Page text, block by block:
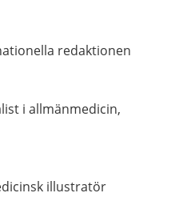
redaktionen
i allmänmedicin,
illustratör